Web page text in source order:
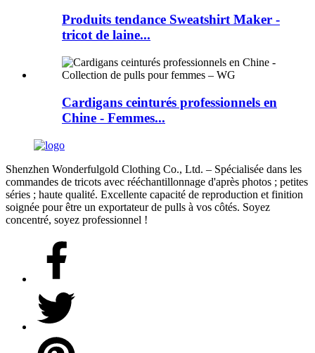
Produits tendance Sweatshirt Maker -
tricot de laine...
Cardigans ceinturés professionnels en
Chine - Femmes...
Shenzhen Wonderfulgold Clothing Co., Ltd. – Spécialisée dans les
commandes de tricots avec rééchantillonnage d'après photos ; petites
séries ; haute qualité. Excellente capacité de reproduction et finition
soignée pour être un exportateur de pulls à vos côtés. Soyez
concentré, soyez professionnel !